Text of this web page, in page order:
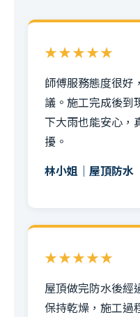
★★★★★
師傅服務態度很好
議。施工完成後到
下大雨也能安心，
擾。
林小姐｜屋頂防水
★★★★★
屋頂做完防水後經
保持乾燥，施工過